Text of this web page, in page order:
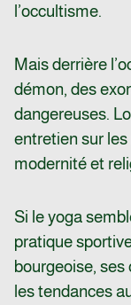
l’occultisme.
Mais derrière
démon, des
dangereuses.
entretien sur
modernité et
Si le yoga
pratique
bourgeoise,
les tendances